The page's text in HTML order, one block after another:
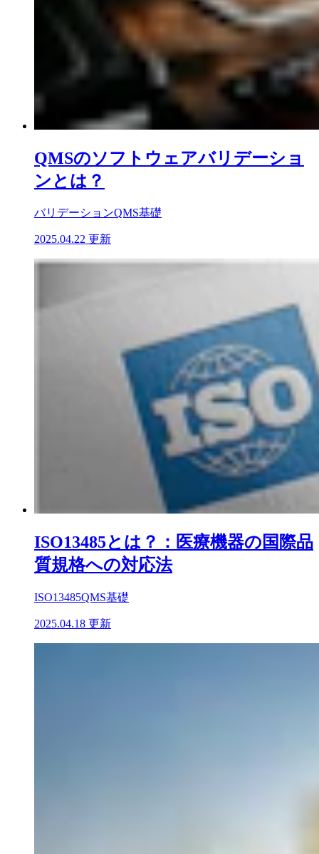
QMSのソフトウェアバリデーショ
ンとは？
バリデーションQMS基礎
2025.04.22 更新
ISO13485とは？：医療機器の国際品
質規格への対応法
ISO13485QMS基礎
2025.04.18 更新